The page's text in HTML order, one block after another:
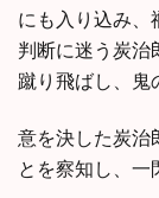
にも入り込み、
判断に迷う炭治
蹴り飛ばし、鬼
意を決した炭治
とを察知し、一